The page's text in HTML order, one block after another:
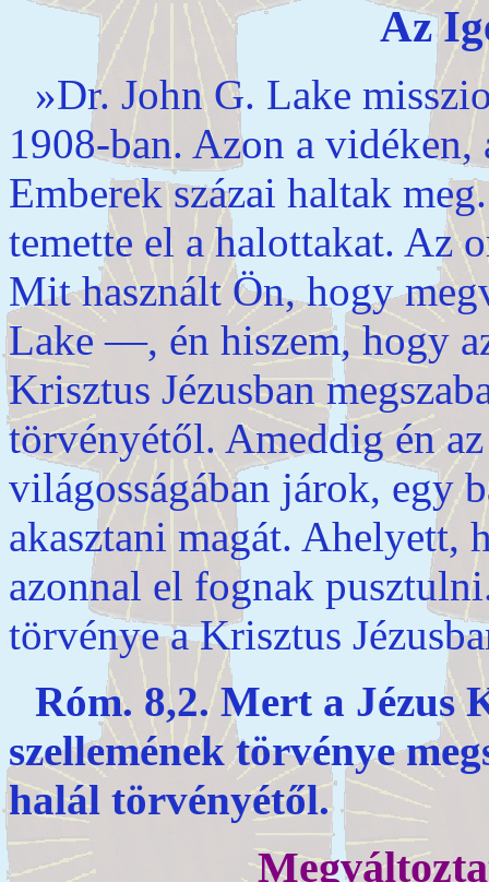
Az
»Dr. John G. Lake
1908-ban. Azon a
Emberek százai haltak
temette el a halottakat. Az
Mit használt Ön, hogy
Lake —, én hiszem, hogy
Krisztus Jézusban
törvényétől. Ameddig én
világosságában járok, egy
akasztani magát. Ahelyett,
azonnal el fognak
törvénye a Krisztus
Róm. 8,2. Mert a Jézus
szellemének törvénye
halál törvényétől.